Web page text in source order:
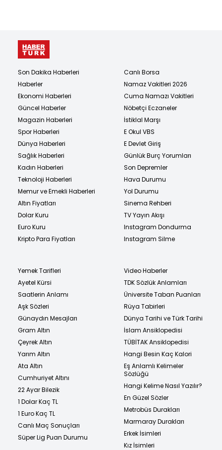
Son Dakika Haberleri
Haberler
Ekonomi Haberleri
Güncel Haberler
Magazin Haberleri
Spor Haberleri
Dünya Haberleri
Sağlık Haberleri
Kadın Haberleri
Teknoloji Haberleri
Memur ve Emekli Haberleri
Altın Fiyatları
Dolar Kuru
Euro Kuru
Kripto Para Fiyatları
Canlı Borsa
Namaz Vakitleri 2026
Cuma Namazı Vakitleri
Nöbetçi Eczaneler
İstiklal Marşı
E Okul VBS
E Devlet Giriş
Günlük Burç Yorumları
Son Depremler
Hava Durumu
Yol Durumu
Sinema Rehberi
TV Yayın Akışı
Instagram Dondurma
Instagram Silme
Yemek Tarifleri
Ayetel Kürsi
Saatlerin Anlamı
Aşk Sözleri
Günaydın Mesajları
Gram Altın
Çeyrek Altın
Yarım Altın
Ata Altın
Cumhuriyet Altını
22 Ayar Bilezik
1 Dolar Kaç TL
1 Euro Kaç TL
Canlı Maç Sonuçları
Süper Lig Puan Durumu
Video Haberler
TDK Sözlük Anlamları
Üniversite Taban Puanları
Rüya Tabirleri
Dünya Tarihi ve Türk Tarihi
İslam Ansiklopedisi
TÜBİTAK Ansiklopedisi
Hangi Besin Kaç Kalori
Eş Anlamlı Kelimeler
Sözlüğü
Hangi Kelime Nasıl Yazılır?
En Güzel Sözler
Metrobüs Durakları
Marmaray Durakları
Erkek İsimleri
Kız İsimleri